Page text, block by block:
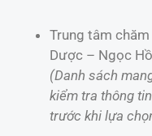
Trung tâm
Dược – Ngọc
(Danh sách
kiểm tra thông
trước khi lựa